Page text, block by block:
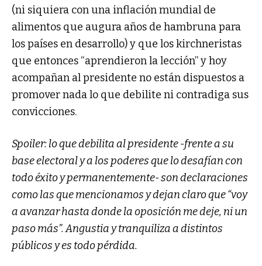
(ni siquiera con una inflación mundial de
alimentos que augura años de hambruna para
los países en desarrollo) y que los kirchneristas
que entonces “aprendieron la lección” y hoy
acompañan al presidente no están dispuestos a
promover nada lo que debilite ni contradiga sus
convicciones.
Spoiler: lo que debilita al presidente -frente a su
base electoral y a los poderes que lo desafían con
todo éxito y permanentemente- son declaraciones
como las que mencionamos y dejan claro que “voy
a avanzar hasta donde la oposición me deje, ni un
paso más”. Angustia y tranquiliza a distintos
públicos y es todo pérdida.